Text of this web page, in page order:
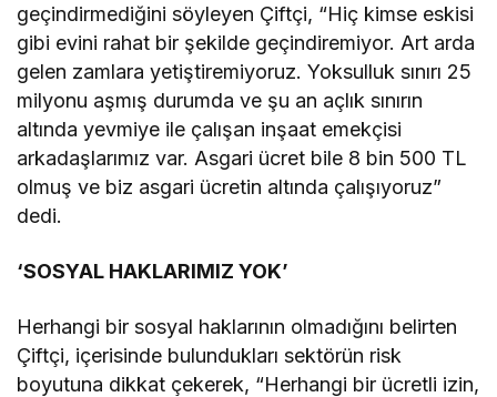
geçindirmediğini söyleyen Çiftçi, “Hiç kimse eskisi
gibi evini rahat bir şekilde geçindiremiyor. Art arda
gelen zamlara yetiştiremiyoruz. Yoksulluk sınırı 25
milyonu aşmış durumda ve şu an açlık sınırın
altında yevmiye ile çalışan inşaat emekçisi
arkadaşlarımız var. Asgari ücret bile 8 bin 500 TL
olmuş ve biz asgari ücretin altında çalışıyoruz”
dedi.
‘SOSYAL HAKLARIMIZ YOK’
Herhangi bir sosyal haklarının olmadığını belirten
Çiftçi, içerisinde bulundukları sektörün risk
boyutuna dikkat çekerek, “Herhangi bir ücretli izin,